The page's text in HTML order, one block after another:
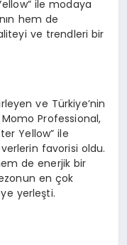
ile modaya
hem de
ve trendleri bir
ve Türkiye’nin
Professional,
Yellow” ile
favorisi oldu.
de enerjik bir
en çok
yerleşti.